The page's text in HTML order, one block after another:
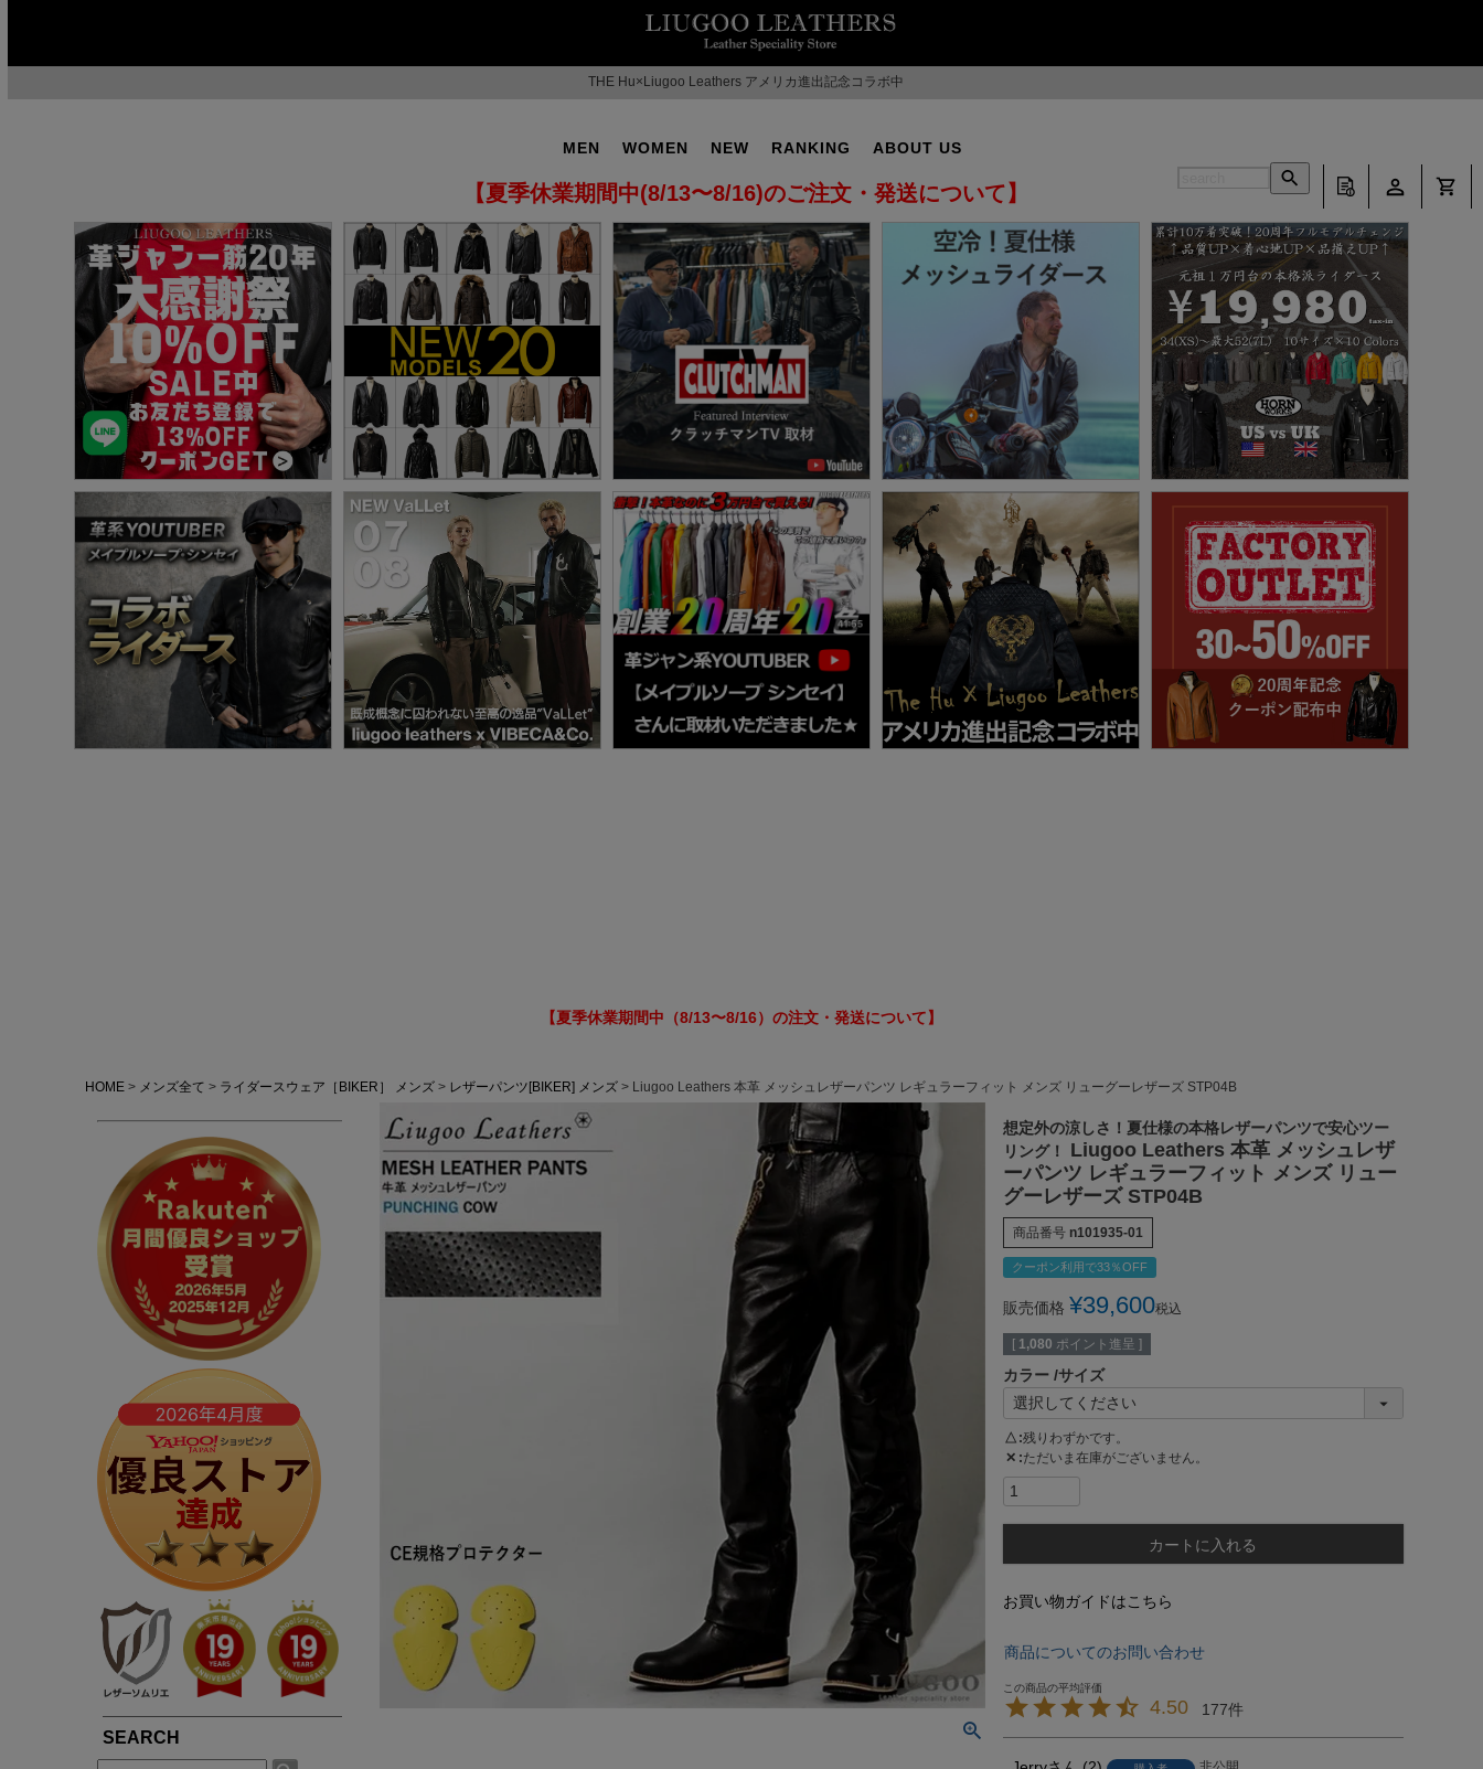
【夏季休業期間中（8/13〜8/16）の注文・発送について】
HOME メンズ全て ライダースウェア［BIKER］ メンズ レザーパンツ[BIKER] メンズ Liugoo Leathers 本革 メッシュレザーパンツ レギュラーフィット メンズ リューグーレザーズ STP04B
想定外の涼しさ！夏仕様の本格レザーパンツで安心ツー
リング！
Liugoo Leathers 本革 メッシュレザ
ーパンツ レギュラーフィット メンズ リュー
グーレザーズ STP04B
商品番号 n101935-01
クーポン利用で33％OFF
販売価格 ¥39,600税込
[ 1,080 ポイント進呈 ]
カラー サイズ
△ 残りわずかです。
✕ ただいま在庫がございません。
カートに入れる
お買い物ガイドはこちら
商品についてのお問い合わせ
4.50 177